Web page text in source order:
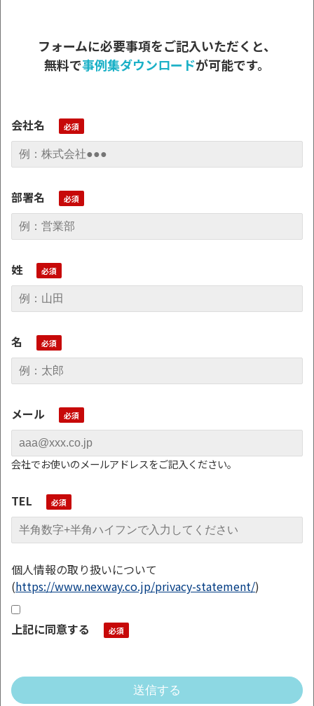
フォームに必要事項をご記入いただくと、
無料で事例集ダウンロードが可能です。
会社名
部署名
姓
名
メール
会社でお使いのメールアドレスをご記入ください。
TEL
個人情報の取り扱いについて
(https://www.nexway.co.jp/privacy-statement/)
上記に同意する